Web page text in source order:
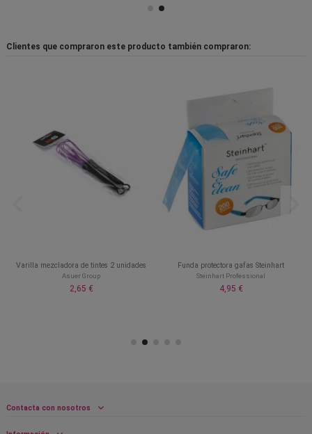
Clientes que compraron este producto también compraron:
Varilla mezcladora de tintes 2 unidades
Asuer Group
2,65 €
Funda protectora gafas Steinhart
Steinhart Professional
4,95 €
Contacta con nosotros